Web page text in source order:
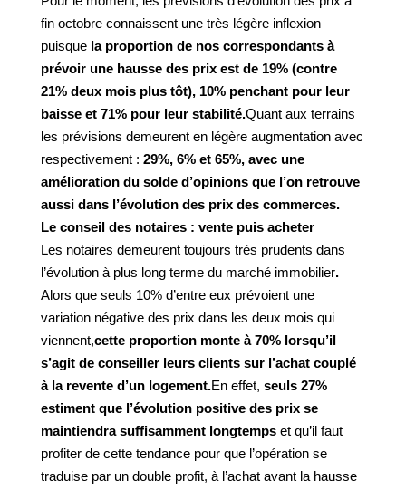
fin octobre connaissent une très légère inflexion
puisque la proportion de nos correspondants à
prévoir une hausse des prix est de 19% (contre
21% deux mois plus tôt), 10% penchant pour leur
baisse et 71% pour leur stabilité.Quant aux terrains
les prévisions demeurent en légère augmentation avec
respectivement : 29%, 6% et 65%, avec une
amélioration du solde d’opinions que l’on retrouve
aussi dans l’évolution des prix des commerces.
Le conseil des notaires : vente puis acheter
Les notaires demeurent toujours très prudents dans
l’évolution à plus long terme du marché immobilier.
Alors que seuls 10% d’entre eux prévoient une
variation négative des prix dans les deux mois qui
viennent,cette proportion monte à 70% lorsqu’il
s’agit de conseiller leurs clients sur l’achat couplé
à la revente d’un logement.En effet, seuls 27%
estiment que l’évolution positive des prix se
maintiendra suffisamment longtemps et qu’il faut
profiter de cette tendance pour que l’opération se
traduise par un double profit, à l’achat avant la hausse